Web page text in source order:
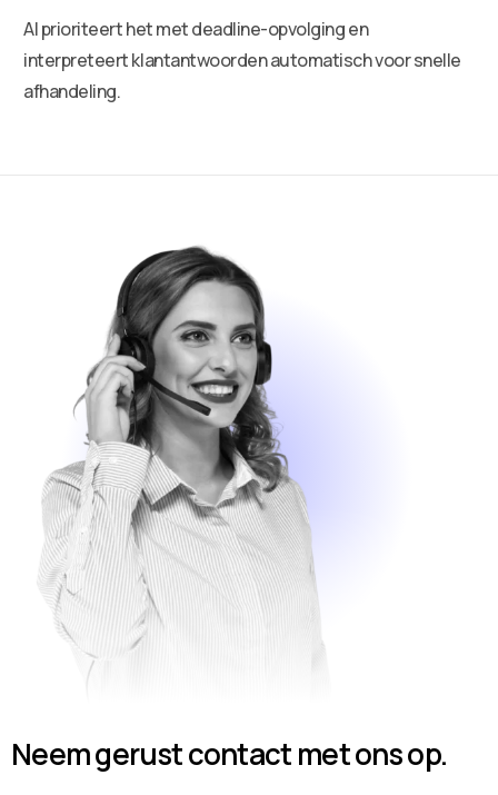
AI prioriteert het met deadline-opvolging en
interpreteert klantantwoorden automatisch voor snelle
afhandeling.
Neem gerust contact met ons op.